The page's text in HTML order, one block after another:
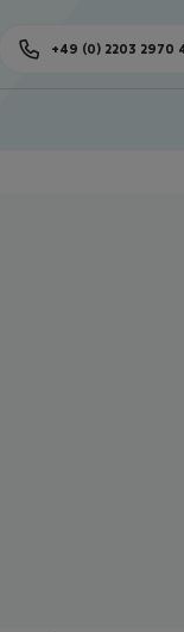
+49 (0) 2203 2970